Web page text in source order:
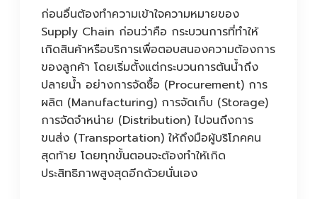
ก่อนอื่นต้องทำความเข้าใจความหมายของ
Supply Chain ก่อนว่าคือ กระบวนการที่ทำให้
เกิดสินค้าหรือบริการเพื่อตอบสนองความต้องการ
ของลูกค้า โดยเริ่มตั้งแต่กระบวนการต้นน้ำถึง
ปลายน้ำ อย่างการจัดซื้อ (Procurement) การ
ผลิต (Manufacturing) การจัดเก็บ (Storage)
การจัดจำหน่าย (Distribution) ไปจนถึงการ
ขนส่ง (Transportation) ให้ถึงมือผู้บริโภคคน
สุดท้าย โดยทุกขั้นตอนจะต้องทำให้เกิด
ประสิทธิภาพสูงสุดอีกด้วยนั่นเอง